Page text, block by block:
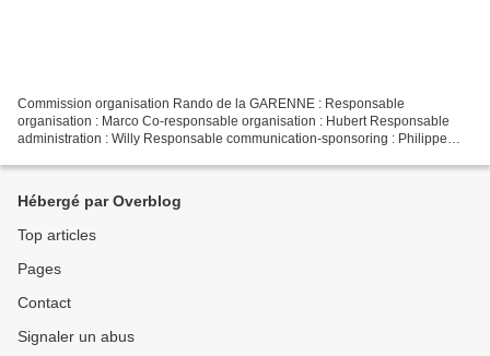
Commission organisation Rando de la GARENNE : Responsable
organisation : Marco Co-responsable organisation : Hubert Responsable
administration : Willy Responsable communication-sponsoring : Philippe
Hébergé par Overblog
Top articles
Pages
Contact
Signaler un abus